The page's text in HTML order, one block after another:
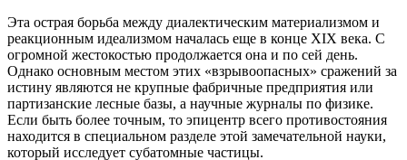
Эта острая борьба между диалектическим материализмом и
реакционным идеализмом началась еще в конце XIX века. С
огромной жестокостью продолжается она и по сей день.
Однако основным местом этих «взрывоопасных» сражений за
истину являются не крупные фабричные предприятия или
партизанские лесные базы, а научные журналы по физике.
Если быть более точным, то эпицентр всего противостояния
находится в специальном разделе этой замечательной науки,
который исследует субатомные частицы.